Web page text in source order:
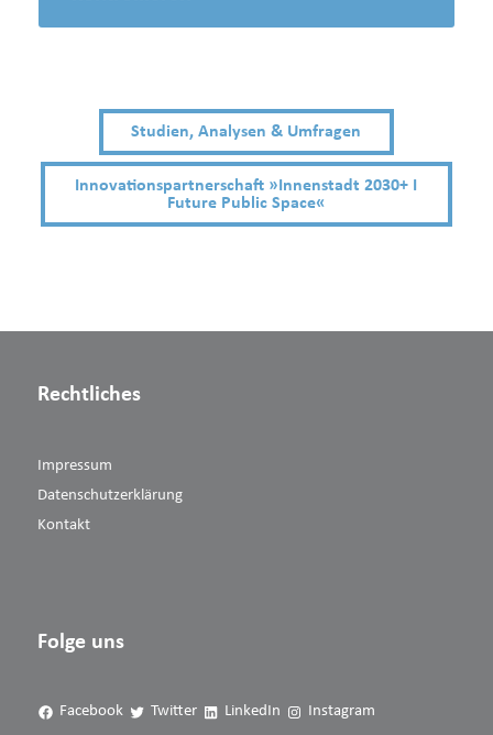
Studien, Analysen & Umfragen
Innovationspartnerschaft »Innenstadt 2030+ I
Future Public Space«
Rechtliches
Impressum
Datenschutzerklärung
Kontakt
Folge uns
Facebook Twitter LinkedIn Instagram